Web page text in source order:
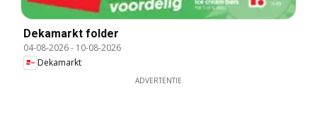
Dekamarkt folder
04-08-2026- 10-08-2026
Dekamarkt
ADVERTENTIE